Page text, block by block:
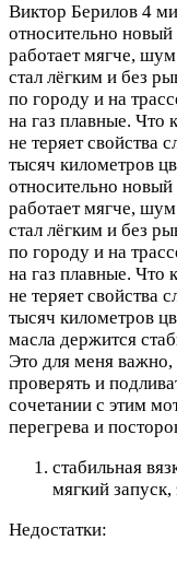
Виктор Берилов 4
относительно новый
работает мягче,
стал лёгким и без
по городу и на
на газ плавные. Что
не теряет свойства
тысяч километров
относительно новый
работает мягче,
стал лёгким и без
по городу и на
на газ плавные. Что
не теряет свойства
тысяч километров
масла держится
Это для меня
проверять и
сочетании с этим
перегрева и
стабильная
мягкий
Недостатки: